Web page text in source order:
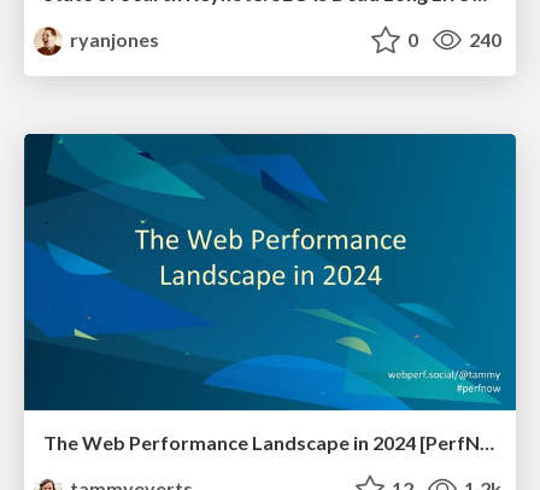
ryanjones
0 240
The Web Performance Landscape in 2024 [PerfNow 2024]